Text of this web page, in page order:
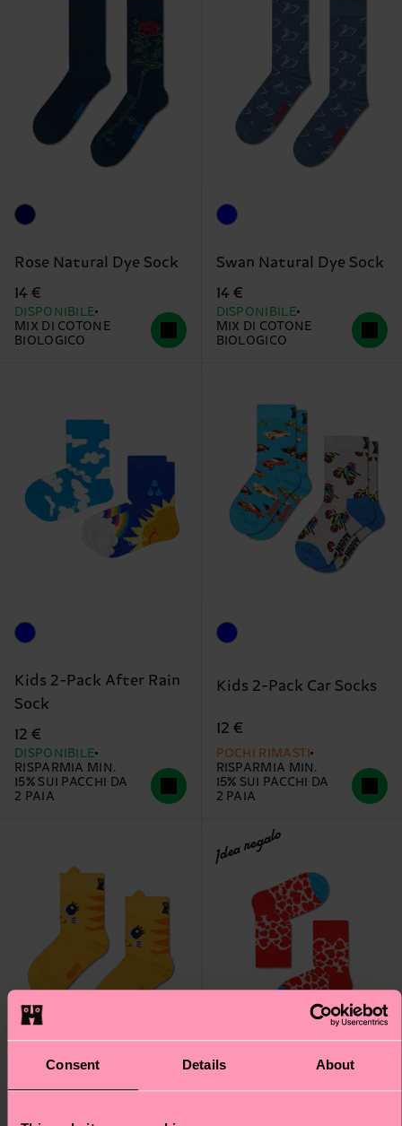
Consent Details About
Rose Natural Dye Sock
14 €
DISPONIBILE
MIX DI COTONE
BIOLOGICO
Swan Natural Dye Sock
14 €
DISPONIBILE
MIX DI COTONE
BIOLOGICO
Kids 2-Pack After Rain
Sock
12 €
DISPONIBILE
RISPARMIA MIN.
15% SUI PACCHI DA
2 PAIA
Kids 2-Pack Car Socks
12 €
POCHI RIMASTI
RISPARMIA MIN.
15% SUI PACCHI DA
2 PAIA
Idea regalo